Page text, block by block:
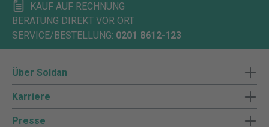
KAUF AUF RECHNUNG
BERATUNG DIREKT VOR ORT
SERVICE/BESTELLUNG: 0201 8612-123
Über Soldan
Karriere
Presse